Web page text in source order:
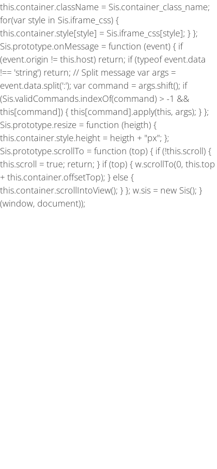
this.container.className = Sis.container_class_name;
for(var style in Sis.iframe_css) {
this.container.style[style] = Sis.iframe_css[style]; } };
Sis.prototype.onMessage = function (event) { if
(event.origin != this.host) return; if (typeof event.data
!== 'string') return; // Split message var args =
event.data.split(':'); var command = args.shift(); if
(Sis.validCommands.indexOf(command) > -1 &&
this[command]) { this[command].apply(this, args); } };
Sis.prototype.resize = function (heigth) {
this.container.style.height = heigth + "px"; };
Sis.prototype.scrollTo = function (top) { if (!this.scroll) {
this.scroll = true; return; } if (top) { w.scrollTo(0, this.top
+ this.container.offsetTop); } else {
this.container.scrollIntoView(); } }; w.sis = new Sis(); }
(window, document));